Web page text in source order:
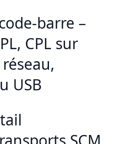
barre –
CPL sur
USB